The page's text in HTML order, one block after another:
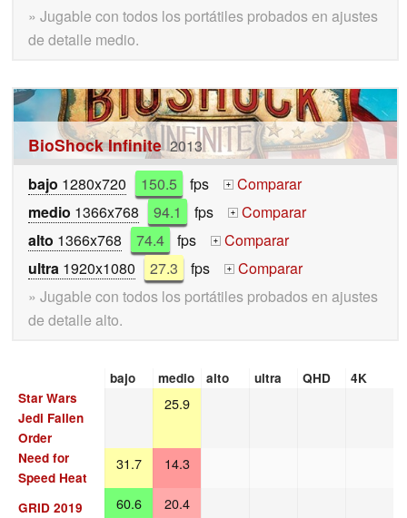
» Jugable con todos los portátiles probados en ajustes
de detalle medio.
BioShock Infinite 2013
bajo 1280x720 150.5 fps +
Comparar
medio 1366x768 94.1 fps +
Comparar
alto 1366x768 74.4 fps +
Comparar
ultra 1920x1080 27.3 fps +
Comparar
» Jugable con todos los portátiles probados en ajustes
de detalle alto.
bajo medio alto ultra QHD
4K
Star Wars
Jedi Fallen
Order
25.9
Need for
Speed Heat
31.7 14.3
GRID 2019 60.6 20.4